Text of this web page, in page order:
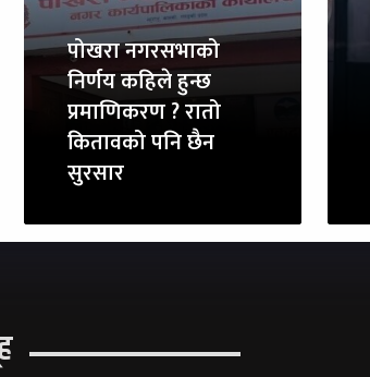
पोखरा नगरसभाको
निर्णय कहिले हुन्छ
प्रमाणिकरण ? रातो
कितावको पनि छैन
सुरसार